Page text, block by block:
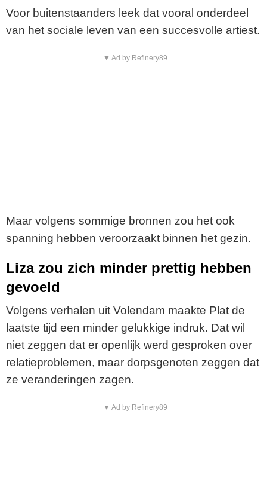
Voor buitenstaanders leek dat vooral onderdeel
van het sociale leven van een succesvolle artiest.
▼ Ad by Refinery89
Maar volgens sommige bronnen zou het ook
spanning hebben veroorzaakt binnen het gezin.
Liza zou zich minder prettig hebben
gevoeld
Volgens verhalen uit Volendam maakte Plat de
laatste tijd een minder gelukkige indruk. Dat wil
niet zeggen dat er openlijk werd gesproken over
relatieproblemen, maar dorpsgenoten zeggen dat
ze veranderingen zagen.
▼ Ad by Refinery89